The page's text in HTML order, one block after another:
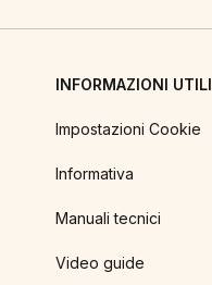
INFORMAZIONI UTILI
Impostazioni Cookie
Informativa
Manuali tecnici
Video guide